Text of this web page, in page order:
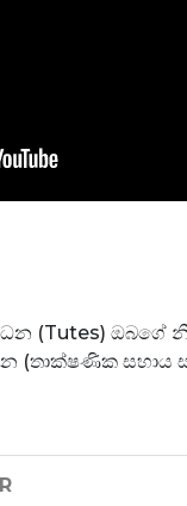
(Tutes) ඔබගේ
(තාක්ෂණික සහාය